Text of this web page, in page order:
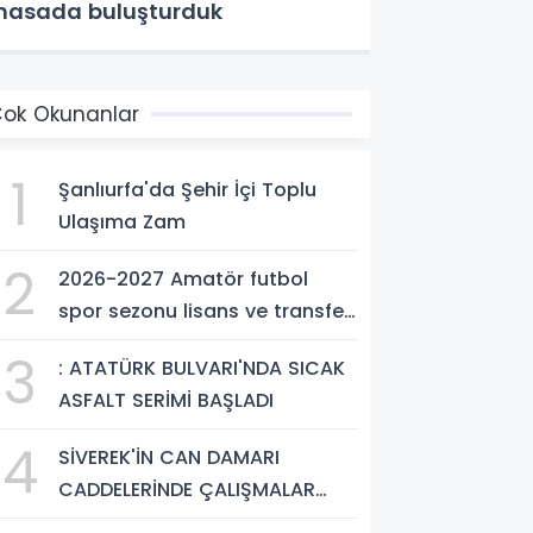
buluşturduk
Okunanlar
1
Şanlıurfa'da Şehir İçi Toplu
Ulaşıma Zam
2
2026-2027 Amatör futbol
spor sezonu lisans ve transfer
3
: ATATÜRK BULVARI'NDA SICAK
ASFALT SERİMİ BAŞLADI
4
SİVEREK'İN CAN DAMARI
CADDELERİNDE ÇALIŞMALAR